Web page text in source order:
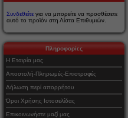
Συνδεθείτε για να μπορείτε να προσθέσετε
αυτό το προϊόν στη Λίστα Επιθυμιών.
Πληροφορίες
Η Εταιρία μας
Αποστολή-Πληρωμές-Επιστροφές
Δήλωση περί απορρήτου
Όροι Χρήσης Ιστοσελίδας
Επικοινωνήστε μαζί μας